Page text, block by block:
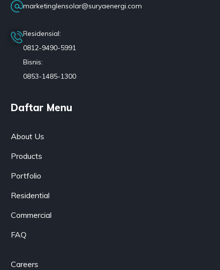
marketinglensolar@suryaenergi.com
Residensial:
0812-9490-5991
Bisnis:
0853-1485-1300
Daftar Menu
About Us
Products
Portfolio
Residential
Commercial
FAQ
Careers